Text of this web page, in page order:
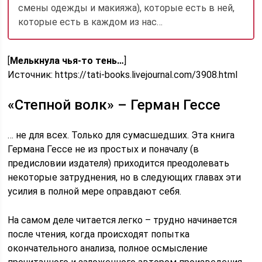
смены одежды и макияжа), которые есть в ней,
которые есть в каждом из нас…
[Мелькнула чья-то тень…]
Источник:https://tati-books.livejournal.com/3908.html
«Степной волк» – Герман Гессе
… не для всех. Только для сумасшедших. Эта книга
Германа Гессе не из простых и поначалу (в
предисловии издателя) приходится преодолевать
некоторые затруднения, но в следующих главах эти
усилия в полной мере оправдают себя.
На самом деле читается легко – трудно начинается
после чтения, когда происходят попытка
окончательного анализа, полное осмысление